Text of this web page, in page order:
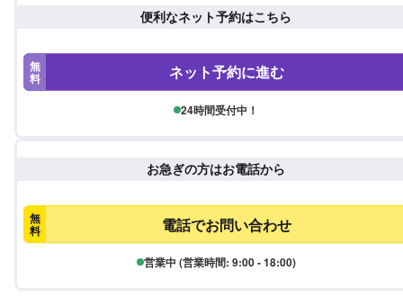
便利なネット予約はこちら
無
料 ネット予約に進む
24時間受付中！
お急ぎの方はお電話から
無
料 電話でお問い合わせ
営業中 (営業時間: 9:00 - 18:00)